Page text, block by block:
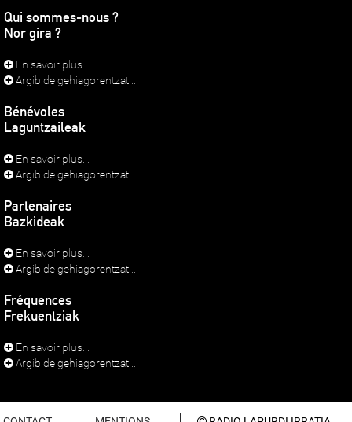
Qui sommes-nous ?
Nor gira ?
En savoir plus...
Argibide gehiagorentzat...
Bénévoles
Laguntzaileak
En savoir plus...
Argibide gehiagorentzat...
Partenaires
Bazkideak
En savoir plus...
Argibide gehiagorentzat...
Fréquences
Frekuentziak
En savoir plus...
Argibide gehiagorentzat...